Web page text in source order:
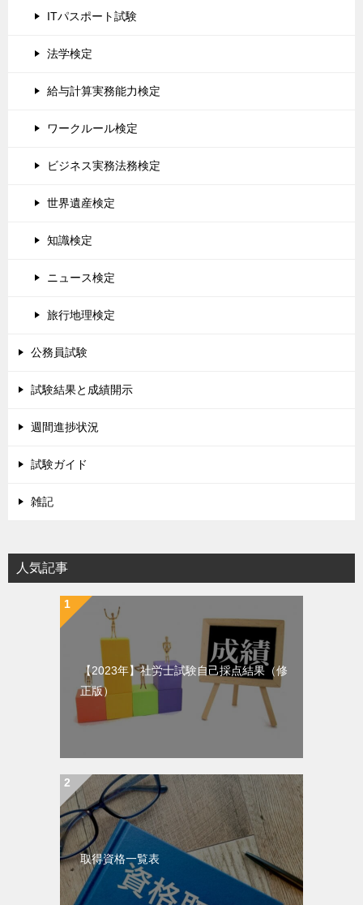
ITパスポート試験
法学検定
給与計算実務能力検定
ワークルール検定
ビジネス実務法務検定
世界遺産検定
知識検定
ニュース検定
旅行地理検定
公務員試験
試験結果と成績開示
週間進捗状況
試験ガイド
雑記
人気記事
【2023年】社労士試験自己採点結果（修
正版）
取得資格一覧表